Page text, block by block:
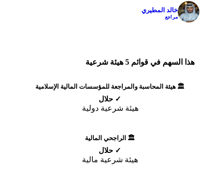
خالد المطيري
مراجع
هذا السهم في قوائم 5 هيئة شرعية
🏛️ هيئة المحاسبة والمراجعة للمؤسسات المالية الإسلامية
✓ حلال
هيئة شرعية دولية
🏛️ الراجحي المالية
✓ حلال
هيئة شرعية مالية